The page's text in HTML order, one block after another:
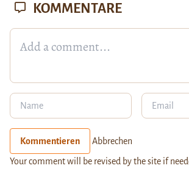
KOMMENTARE
Kommentieren Abbrechen
Your comment will be revised by the site if